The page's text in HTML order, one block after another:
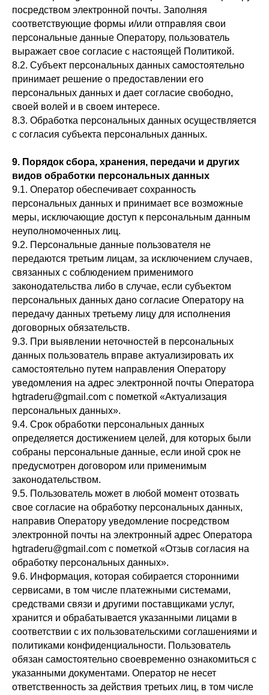
посредством электронной почты. Заполняя
соответствующие формы и/или отправляя свои
персональные данные Оператору, пользователь
выражает свое согласие с настоящей Политикой.
8.2. Субъект персональных данных самостоятельно
принимает решение о предоставлении его
персональных данных и дает согласие свободно,
своей волей и в своем интересе.
8.3. Обработка персональных данных осуществляется
с согласия субъекта персональных данных.
9. Порядок сбора, хранения, передачи и других
видов обработки персональных данных
9.1. Оператор обеспечивает сохранность
персональных данных и принимает все возможные
меры, исключающие доступ к персональным данным
неуполномоченных лиц.
9.2. Персональные данные пользователя не
передаются третьим лицам, за исключением случаев,
связанных с соблюдением применимого
законодательства либо в случае, если субъектом
персональных данных дано согласие Оператору на
передачу данных третьему лицу для исполнения
договорных обязательств.
9.3. При выявлении неточностей в персональных
данных пользователь вправе актуализировать их
самостоятельно путем направления Оператору
уведомления на адрес электронной почты Оператора
hgtraderu@gmail.com с пометкой «Актуализация
персональных данных».
9.4. Срок обработки персональных данных
определяется достижением целей, для которых были
собраны персональные данные, если иной срок не
предусмотрен договором или применимым
законодательством.
9.5. Пользователь может в любой момент отозвать
свое согласие на обработку персональных данных,
направив Оператору уведомление посредством
электронной почты на электронный адрес Оператора
hgtraderu@gmail.com с пометкой «Отзыв согласия на
обработку персональных данных».
9.6. Информация, которая собирается сторонними
сервисами, в том числе платежными системами,
средствами связи и другими поставщиками услуг,
хранится и обрабатывается указанными лицами в
соответствии с их пользовательскими соглашениями и
политиками конфиденциальности. Пользователь
обязан самостоятельно своевременно ознакомиться с
указанными документами. Оператор не несет
ответственность за действия третьих лиц, в том числе
Contacts:
Адрес офиса:
Китай, пров. Чжэцзян, Пилотная зона
свободной торговли, город Иу, улица
Чжоуцзян,
Янцунь-роуд, № 288, корпус B, оф. 301
Склад КАРГО Китай:
город Иу, провинция Чжэцзян
Москва, ТК Южные ворота
Location:
LTD
+8617526889309
Согласие пользователя на обработку
персональных данных
информационно-рекламной
рассылки
Политика обработки персональных
данных